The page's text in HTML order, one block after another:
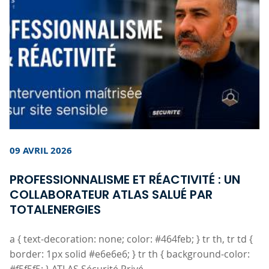
09 AVRIL 2026
PROFESSIONNALISME ET RÉACTIVITÉ : UN
COLLABORATEUR ATLAS SALUÉ PAR
TOTALENERGIES
a { text-decoration: none; color: #464feb; } tr th, tr td {
border: 1px solid #e6e6e6; } tr th { background-color: